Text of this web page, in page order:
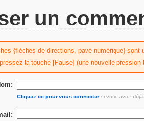
un
{flèches de directions, pavé numérique}
la touche [Pause] (une nouvelle pression
Cliquez ici pour vous connectersi vous avez déjà